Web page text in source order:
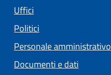
Uffici
Politici
Personale amministrativo
Documenti e dati